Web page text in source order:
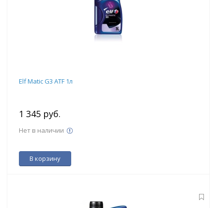
Elf Matic G3 ATF 1л
1 345 руб.
Нет в наличии
В корзину